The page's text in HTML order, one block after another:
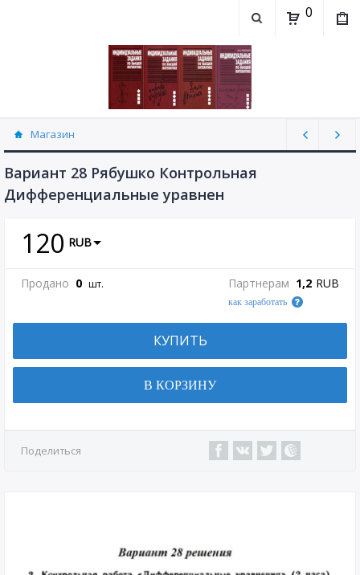
0
Магазин
Контрольная работа "Дифференциальные
Вариант 28 Рябушко Контрольная
Дифференциальные уравнен
120 RUB
Продано 0 шт. Партнерам 1,2 RUB
как заработать
КУПИТЬ
В КОРЗИНУ
Поделиться